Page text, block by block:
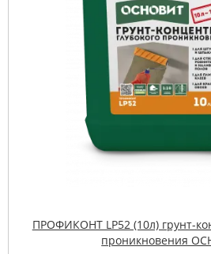
ПРОФИКОНТ LP52 (10л) грунт-
проникновения